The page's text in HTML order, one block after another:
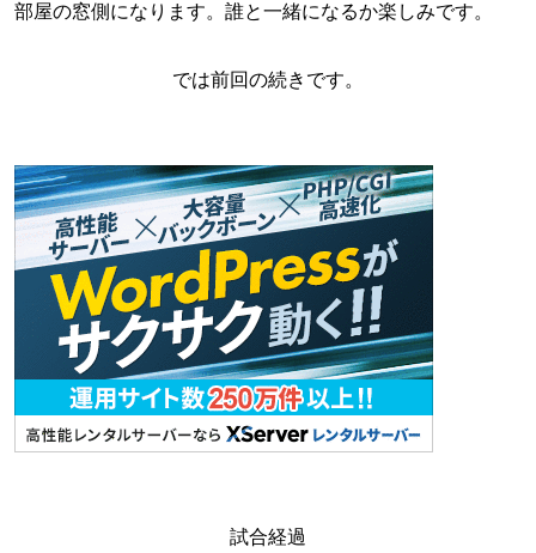
部屋の窓側になります。誰と一緒になるか楽しみです。
では前回の続きです。
試合経過